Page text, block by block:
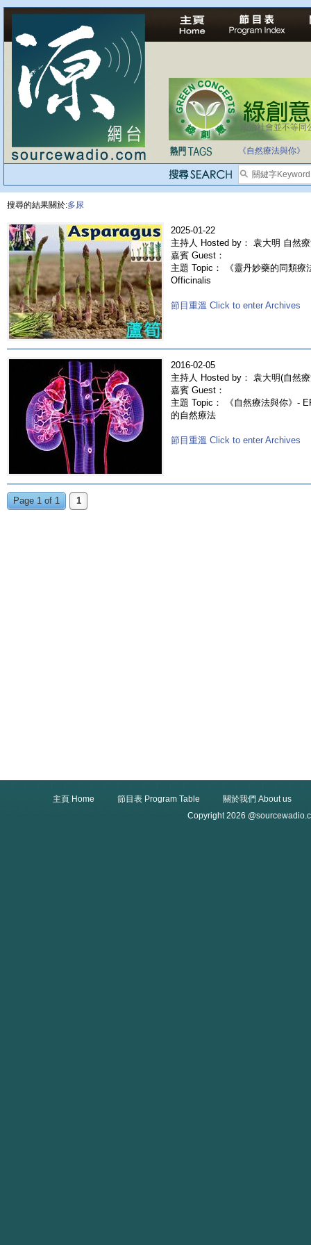
法治社會並不等同
《自然療法與你》
搜尋的結果關於:多尿
2025-01-22
主持人 Hosted by： 袁大明 自然
嘉賓 Guest：
主題 Topic： 《靈丹妙藥的同類療
Officinalis
節目重溫 Click to enter Archives
2016-02-05
主持人 Hosted by： 袁大明(自然
嘉賓 Guest：
主題 Topic： 《自然療法與你》-
的自然療法
節目重溫 Click to enter Archives
Page 1 of 1 1
主頁 Home 節目表 Program Table
關於我們 About us
Copyright 2026